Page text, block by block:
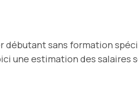
débutant sans formation
une estimation des salaires